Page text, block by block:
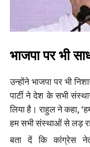
भाजपा पर भी
उन्होंने भाजपा पर भी
पार्टी ने देश के सभी
लिया है। राहुल ने कहा,
हम सभी संस्थाओं से लड़
बता दें कि कांग्रेस